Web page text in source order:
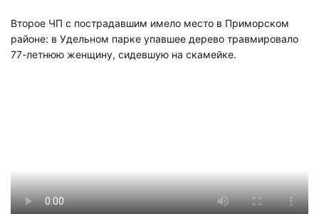
Второе ЧП с пострадавшим имело место в Приморском
районе: в Удельном парке упавшее дерево травмировало
77-летнюю женщину, сидевшую на скамейке.